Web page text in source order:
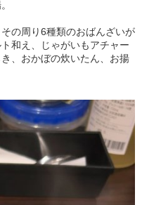
の周り6種類のおばんざいが
和え、じゃがいもアチャー
、おかぼの炊いたん、お揚